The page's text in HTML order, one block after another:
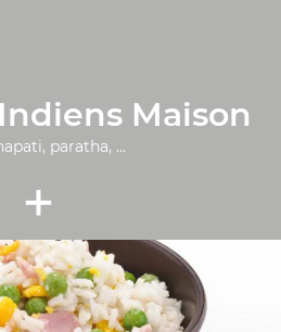
Maison
paratha, ...
+